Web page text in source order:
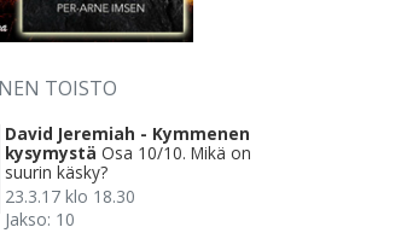
TOISTO
David Jeremiah - Kymmenen
kysymystä Osa 10/10. Mikä on
suurin käsky?
23.3.17 klo 18.30
Jakso: 10